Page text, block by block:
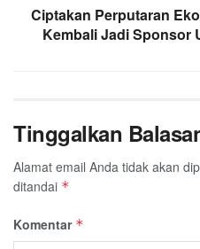
Ciptakan Perputaran
Kembali Jadi Sponsor
Tinggalkan
Alamat email Anda tidak akan
ditandai *
Komentar *